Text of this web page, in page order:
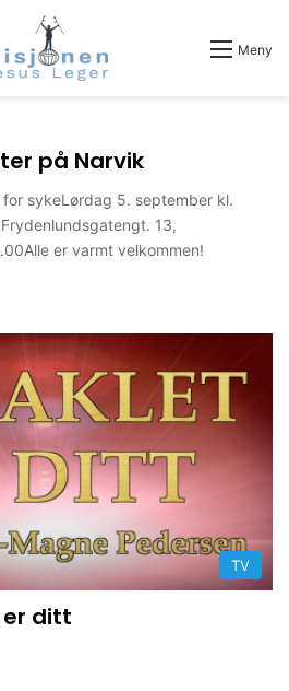
Meny
på Narvik
sykeLørdag 5. september kl.
13,
er varmt velkommen!
TV
er ditt